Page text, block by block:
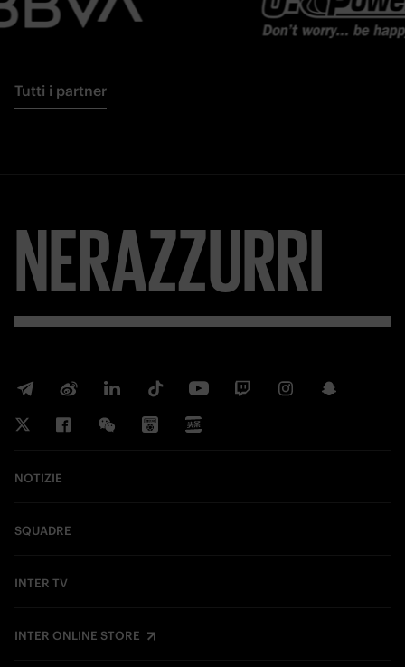
Tutti i partner
NERAZZURRI
NOTIZIE
SQUADRE
INTER TV
INTER ONLINE STORE